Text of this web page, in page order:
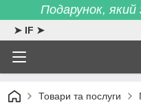
Подарунок,
➤ IF ➤
Товари та послуги